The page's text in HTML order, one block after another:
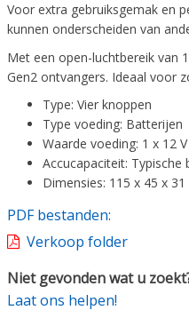
Voor extra gebruiksgemak en
kunnen onderscheiden van
Met een open-luchtbereik van
Gen2 ontvangers. Ideaal voor
Type: Vier knoppen
Type voeding: Batterijen
Waarde voeding: 1 x 12
Accucapaciteit:
Dimensies: 115 x 45 x
PDF bestanden:
Verkoop folder
Niet gevonden wat u
Laat ons helpen!